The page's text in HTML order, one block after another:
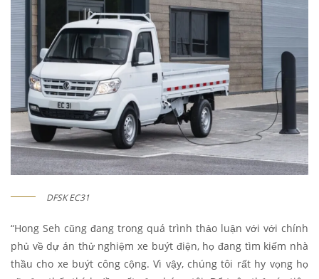
DFSK EC31
“Hong Seh cũng đang trong quá trình thảo luận với với chính
phủ về dự án thử nghiệm xe buýt điện, họ đang tìm kiếm nhà
thầu cho xe buýt công cộng. Vì vậy, chúng tôi rất hy vọng họ